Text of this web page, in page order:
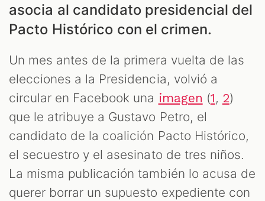
asocia al candidato presidencial del
Pacto Histórico con el crimen.
Un mes antes de la primera vuelta de las
elecciones a la Presidencia, volvió a
circular en Facebook una imagen (1, 2)
que le atribuye a Gustavo Petro, el
candidato de la coalición Pacto Histórico,
el secuestro y el asesinato de tres niños.
La misma publicación también lo acusa de
querer borrar un supuesto expediente con